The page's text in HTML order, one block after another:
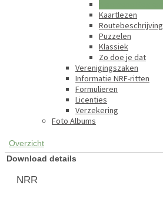
Kaartlezen
Routebeschrijving
Puzzelen
Klassiek
Zo doe je dat
Verenigingszaken
Informatie NRF-ritten
Formulieren
Licenties
Verzekering
Foto Albums
Overzicht
Download details
NRR